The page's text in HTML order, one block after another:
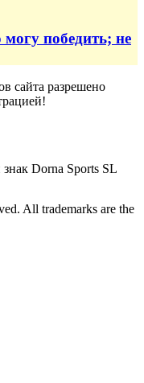
победить; не
сайта разрешено
Dorna Sports SL
All trademarks are the